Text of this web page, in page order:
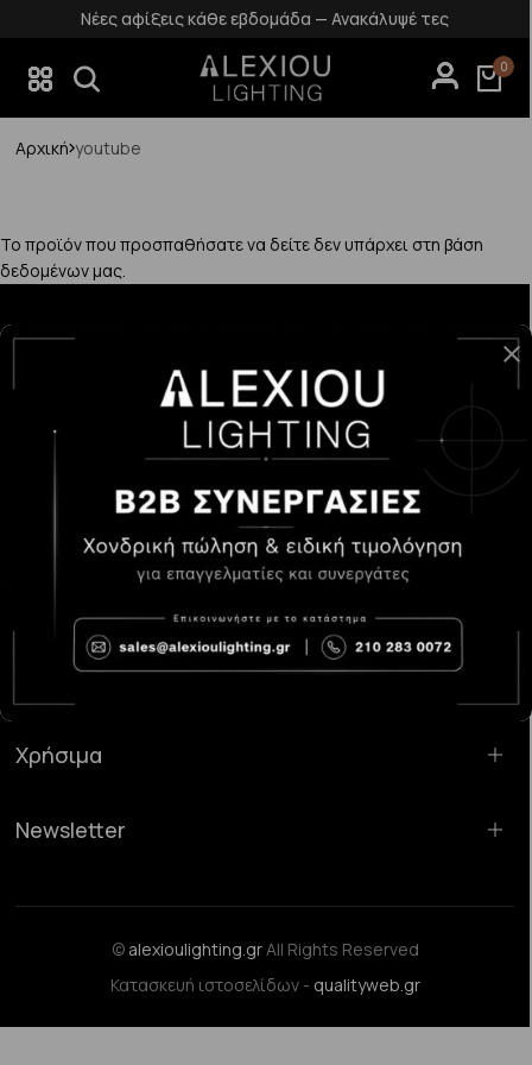
Νέες αφίξεις κάθε εβδομάδα — Ανακάλυψέ τες
0
Αρχική youtube
Το προϊόν που προσπαθήσατε να δείτε δεν υπάρχει στη βάση
δεδομένων μας.
Κατάστημα Χαλάνδρι:Σαρανταπόρου 55, 15232, Χαλάνδρι
sales@alexioulighting.gr
210 283 0072
6983123181
Χρήσιμα
Newsletter
© alexioulighting.grAll Rights Reserved
Κατασκευή ιστοσελίδων - qualityweb.gr